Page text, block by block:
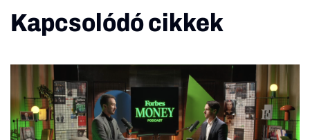
Kapcsolódó cikkek